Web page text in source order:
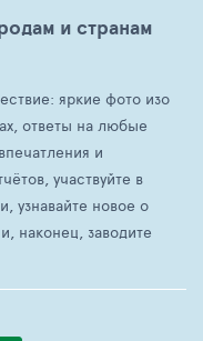
и странам
яркие фото изо
ответы на любые
и
участвуйте в
узнавайте новое о
наконец, заводите